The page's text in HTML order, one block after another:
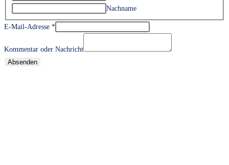
Nachname
E-Mail-Adresse *
Kommentar oder Nachricht
Absenden